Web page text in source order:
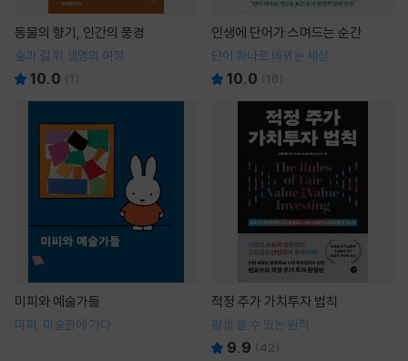
동물의 향기, 인간의 풍경
숲과 길 위 생명의 여정
10.0 (1 )
인생에 단어가 스며드는 순간
단어 하나로 바뀌는 세상
10.0 (16)
미피와 예술가들
미피, 미술관에 가다
적정 주가 가치투자 법칙
평생 쓸 수 있는 원칙
9.9 (42)